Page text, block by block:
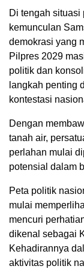
Di tengah situasi
kemunculan
demokrasi yang
Pilpres 2029
politik dan
langkah penting
kontestasi
Dengan
tanah air,
perlahan mulai
potensial dalam
Peta politik
mulai
mencuri
dikenal sebagai
Kehadirannya
aktivitas politik